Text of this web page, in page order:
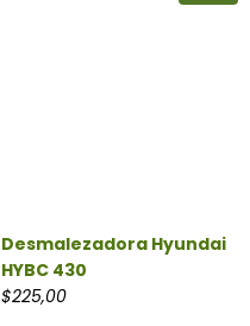
Desmalezadora Hyundai
HYBC 430
$225,00